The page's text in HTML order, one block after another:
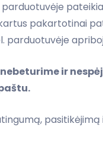
parduotuvėje
pakartotinai
parduotuvėje
nebeturime ir